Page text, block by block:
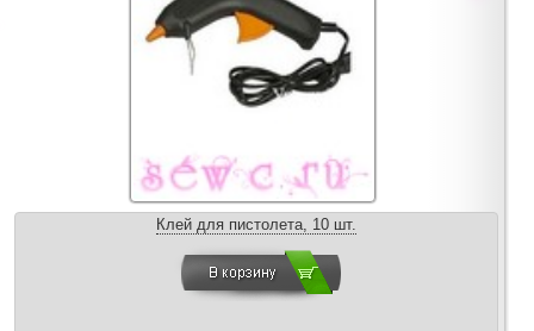
Клей для пистолета, 10 шт.